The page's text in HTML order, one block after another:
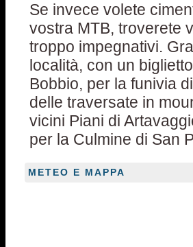
Se invece volete
vostra MTB, troverete
troppo impegnativi.
località, con un
Bobbio, per la funivia
delle traversate in
vicini Piani di
per la Culmine di San
METEO E MAPPA